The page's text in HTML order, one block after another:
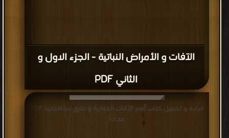
الآفات و الأمراض النباتية - الجزء الاول و
الثاني PDF
قراءة و تحميل كتاب أهم الآفات الفقارية و طرق مكافحتها PDF
مجانا